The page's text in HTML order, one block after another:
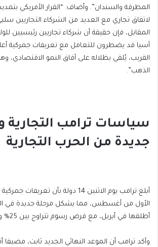
المطرقة والسندان”. وأضاف: “القرار الأمريكي
لاتفاق تجاري مع العديد من الشركاء التجاريين
المقابل، فإن حقيقة أن شركاء تجاريين رئيسيين
آسيا قد يضطرون للتعامل مع تعريفات جمركية
القريب، يُلقي بظلاله على آفاق النمو الاقتصادي،
الذهب”.
سياسات ترامب التجارية
جديدة من الحرب التجارية
أبلغ ترامب يوم الاثنين 14 دولة بأن
الأول من أغسطس، مما يشكل مرحلة جديدة في
أطلقها في أبريل، مع فرض رسوم تتراوح بين 25% و40%.
وأكد ترامب أن الموعد النهائي الجديد ثابت،